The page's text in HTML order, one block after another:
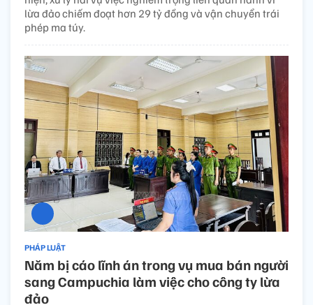
lừa đảo chiếm đoạt hơn 29 tỷ đồng và vận chuyển trái
phép ma túy.
PHÁP LUẬT
Năm bị cáo lĩnh án trong vụ mua bán người
sang Campuchia làm việc cho công ty lừa
đảo